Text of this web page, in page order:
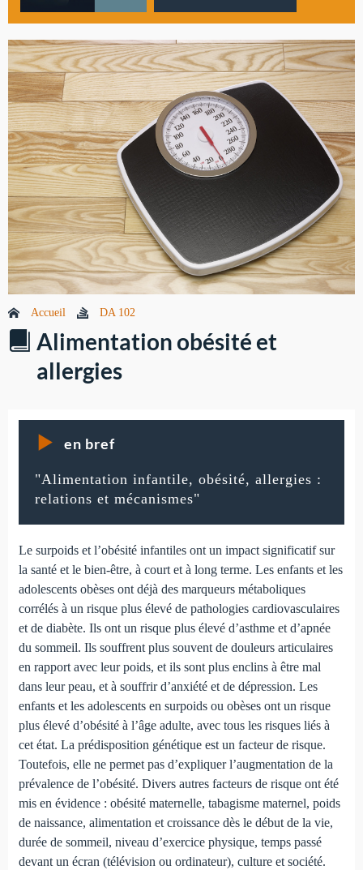
Accueil DA 102
Alimentation obésité et
allergies
en bref
"Alimentation infantile, obésité, allergies :
relations et mécanismes"
Le surpoids et l’obésité infantiles ont un impact significatif sur
la santé et le bien-être, à court et à long terme. Les enfants et les
adolescents obèses ont déjà des marqueurs métaboliques
corrélés à un risque plus élevé de pathologies cardiovasculaires
et de diabète. Ils ont un risque plus élevé d’asthme et d’apnée
du sommeil. Ils souffrent plus souvent de douleurs articulaires
en rapport avec leur poids, et ils sont plus enclins à être mal
dans leur peau, et à souffrir d’anxiété et de dépression. Les
enfants et les adolescents en surpoids ou obèses ont un risque
plus élevé d’obésité à l’âge adulte, avec tous les risques liés à
cet état. La prédisposition génétique est un facteur de risque.
Toutefois, elle ne permet pas d’expliquer l’augmentation de la
prévalence de l’obésité. Divers autres facteurs de risque ont été
mis en évidence : obésité maternelle, tabagisme maternel, poids
de naissance, alimentation et croissance dès le début de la vie,
durée de sommeil, niveau d’exercice physique, temps passé
devant un écran (télévision ou ordinateur), culture et société.